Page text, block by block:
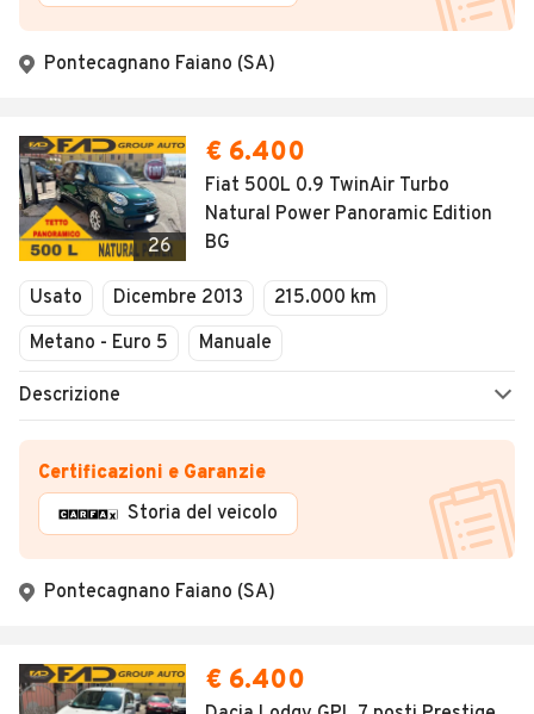
Pontecagnano Faiano (SA)
26
€ 6.400
Fiat 500L 0.9 TwinAir Turbo
Natural Power Panoramic Edition
BG
Usato Dicembre 2013
215.000 km
Metano - Euro 5
Manuale
Descrizione
Certificazioni e Garanzie
Storia del veicolo
Pontecagnano Faiano (SA)
€ 6.400